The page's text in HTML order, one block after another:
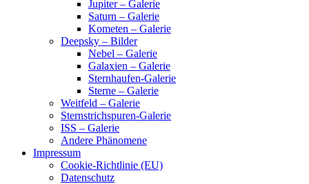
Jupiter – Galerie
Saturn – Galerie
Kometen – Galerie
Deepsky – Bilder
Nebel – Galerie
Galaxien – Galerie
Sternhaufen-Galerie
Sterne – Galerie
Weitfeld – Galerie
Sternstrichspuren-Galerie
ISS – Galerie
Andere Phänomene
Impressum
Cookie-Richtlinie (EU)
Datenschutz